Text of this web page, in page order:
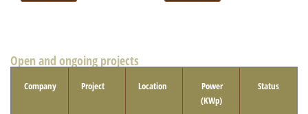
Open and ongoing projects
Company Project Location
Power
(KWp)
Status